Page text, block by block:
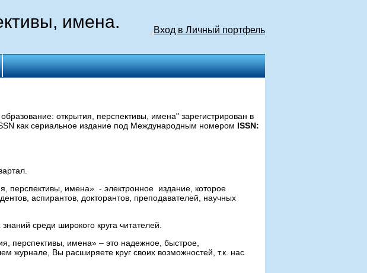
имена. Вход в Личный портфель
открытия, перспективы, имена" зарегистрирован в
как сериальное издание под Международным номером ISSN:
перспективы, имена» - электронное издание, которое
аспирантов, докторантов, преподавателей, научных
среди широкого круга читателей.
перспективы, имена» – это надежное, быстрое,
журнале, Вы расширяете круг своих возможностей, т.к. нас